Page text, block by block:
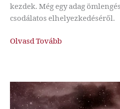
kezdek. Még egy adag
csodálatos elhelyezkedéséről.
Hurrikán
Olvasd Tovább